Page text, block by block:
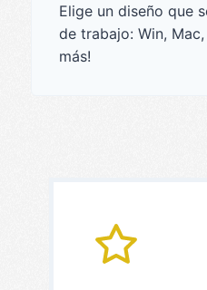
Elige un diseño que
de trabajo: Win,
más!